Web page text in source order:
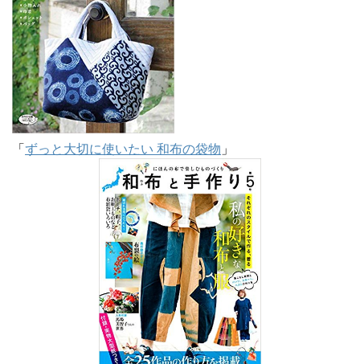
「 ずっと大切に使いたい 和布の袋物 」